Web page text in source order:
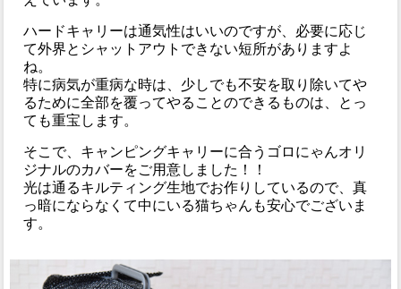
ハードキャリーは通気性はいいのですが、必要に応じ
て外界とシャットアウトできない短所がありますよ
ね。
特に病気が重病な時は、少しでも不安を取り除いてや
るために全部を覆ってやることのできるものは、とっ
ても重宝します。
そこで、キャンピングキャリーに合うゴロにゃんオリ
ジナルのカバーをご用意しました！！
光は通るキルティング生地でお作りしているので、真
っ暗にならなくて中にいる猫ちゃんも安心でございま
す。